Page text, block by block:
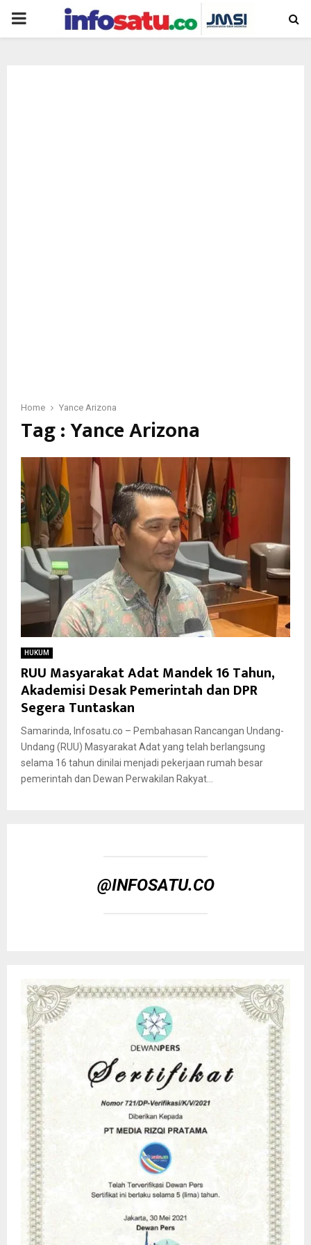
PRIMARY
Home Yance Arizona
Tag : Yance Arizona
HUKUM
RUU Masyarakat Adat Mandek 16 Tahun,
Akademisi Desak Pemerintah dan DPR
Segera Tuntaskan
Samarinda, Infosatu.co – Pembahasan Rancangan Undang-
Undang (RUU) Masyarakat Adat yang telah berlangsung
selama 16 tahun dinilai menjadi pekerjaan rumah besar
pemerintah dan Dewan Perwakilan Rakyat...
@INFOSATU.CO